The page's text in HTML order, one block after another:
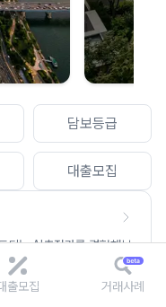
담보등급
대출모집
되는 AI추정가를 경험해보
출모집 거래사례